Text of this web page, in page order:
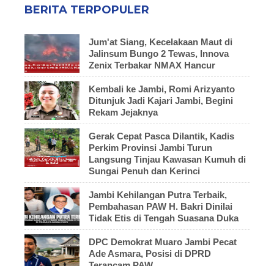
BERITA TERPOPULER
Jum'at Siang, Kecelakaan Maut di
Jalinsum Bungo 2 Tewas, Innova
Zenix Terbakar NMAX Hancur
Kembali ke Jambi, Romi Arizyanto
Ditunjuk Jadi Kajari Jambi, Begini
Rekam Jejaknya
Gerak Cepat Pasca Dilantik, Kadis
Perkim Provinsi Jambi Turun
Langsung Tinjau Kawasan Kumuh di
Sungai Penuh dan Kerinci
Jambi Kehilangan Putra Terbaik,
Pembahasan PAW H. Bakri Dinilai
Tidak Etis di Tengah Suasana Duka
DPC Demokrat Muaro Jambi Pecat
Ade Asmara, Posisi di DPRD